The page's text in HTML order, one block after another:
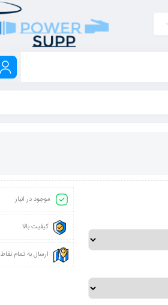
موجود در انبار
کیفیت بالا
ارسال به تمام نقاط